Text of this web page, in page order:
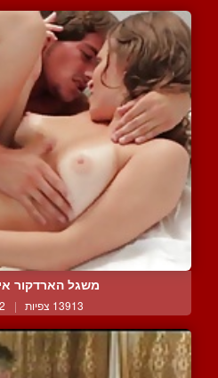
משגל הארדקור
13913 צפיות | 2 המלצות